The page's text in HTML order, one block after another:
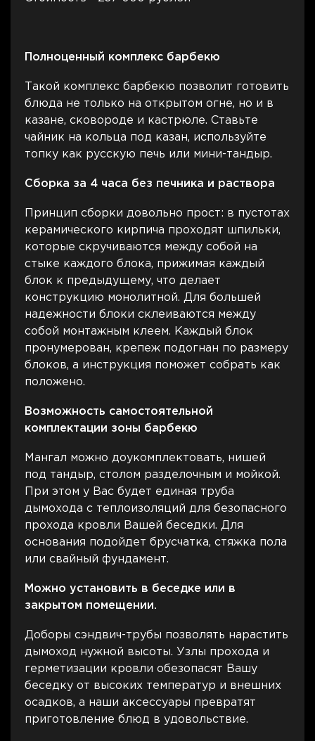
Полноценный комплекс барбекю
Такой комплекс барбекю позволит готовить
блюда не только на открытом огне, но и в
казане, сковороде и кастрюле. Ставьте
чайник на кольца под казан, используйте
топку как русскую печь или мини-тандыр.
Сборка за 4 часа без печника и раствора
Принцип сборки довольно прост: в пустотах
керамического кирпича проходят шпильки,
которые скручиваются между собой на
стыке каждого блока, прижимая каждый
блок к предыдущему, что делает
конструкцию монолитной. Для большей
надежности блоки склеиваются между
собой монтажным клеем. Каждый блок
пронумерован, крепеж подогнан по размеру
блоков, а инструкция поможет собрать как
положено.
Возможность самостоятельной
комплектации зоны барбекю
Мангал можно доукомплектовать, нишей
под тандыр, столом разделочным и мойкой.
При этом у Вас будет единая труба
дымохода с теплоизоляций для безопасного
прохода кровли Вашей беседки. Для
основания подойдет брусчатка, стяжка пола
или свайный фундамент.
Можно установить в беседке или в
закрытом помещении.
Доборы сэндвич-трубы позволять нарастить
дымоход нужной высоты. Узлы прохода и
герметизации кровли обезопасят Вашу
беседку от высоких температур и внешних
осадков, а наши аксессуары превратят
приготовление блюд в удовольствие.